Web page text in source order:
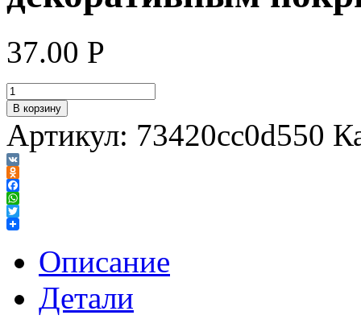
37.00 Р
В корзину
Артикул: 73420cc0d550
VK
Odnoklassniki
Facebook
WhatsApp
Twitter
Описание
Детали